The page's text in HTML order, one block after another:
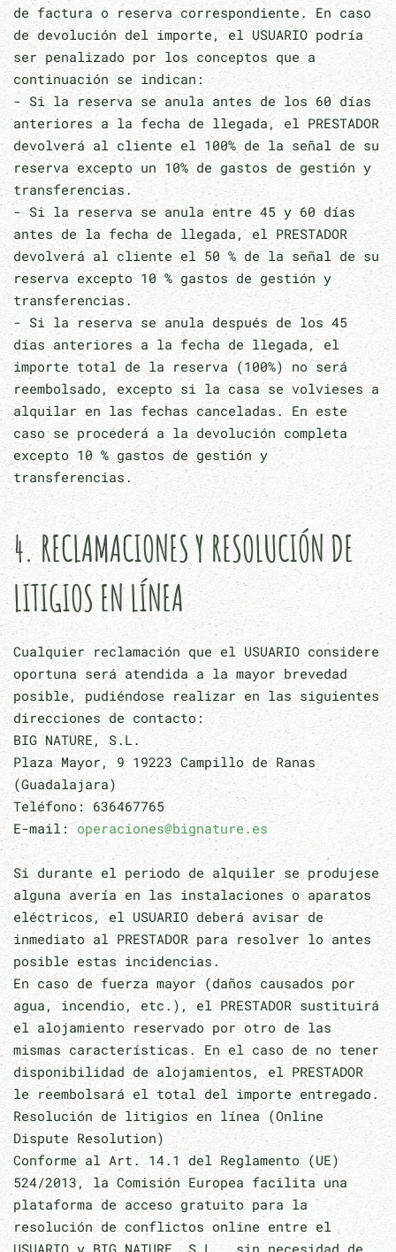
de factura o reserva correspondiente. En caso
de devolución del importe, el USUARIO podría
ser penalizado por los conceptos que a
continuación se indican:
- Si la reserva se anula antes de los 60 días
anteriores a la fecha de llegada, el PRESTADOR
devolverá al cliente el 100% de la señal de su
reserva excepto un 10% de gastos de gestión y
transferencias.
- Si la reserva se anula entre 45 y 60 días
antes de la fecha de llegada, el PRESTADOR
devolverá al cliente el 50 % de la señal de su
reserva excepto 10 % gastos de gestión y
transferencias.
- Si la reserva se anula después de los 45
días anteriores a la fecha de llegada, el
importe total de la reserva (100%) no será
reembolsado, excepto si la casa se volvieses a
alquilar en las fechas canceladas. En este
caso se procederá a la devolución completa
excepto 10 % gastos de gestión y
transferencias.
4. RECLAMACIONES Y RESOLUCIÓN DE
LITIGIOS EN LÍNEA
Cualquier reclamación que el USUARIO considere
oportuna será atendida a la mayor brevedad
posible, pudiéndose realizar en las siguientes
direcciones de contacto:
BIG NATURE, S.L.
Plaza Mayor, 9 19223 Campillo de Ranas
(Guadalajara)
Teléfono: 636467765
E-mail: operaciones@bignature.es
Si durante el periodo de alquiler se produjese
alguna avería en las instalaciones o aparatos
eléctricos, el USUARIO deberá avisar de
inmediato al PRESTADOR para resolver lo antes
posible estas incidencias.
En caso de fuerza mayor (daños causados por
agua, incendio, etc.), el PRESTADOR sustituirá
el alojamiento reservado por otro de las
mismas características. En el caso de no tener
disponibilidad de alojamientos, el PRESTADOR
le reembolsará el total del importe entregado.
Resolución de litigios en línea (Online
Dispute Resolution)
Conforme al Art. 14.1 del Reglamento (UE)
524/2013, la Comisión Europea facilita una
plataforma de acceso gratuito para la
resolución de conflictos online entre el
USUARIO y BIG NATURE, S.L., sin necesidad de